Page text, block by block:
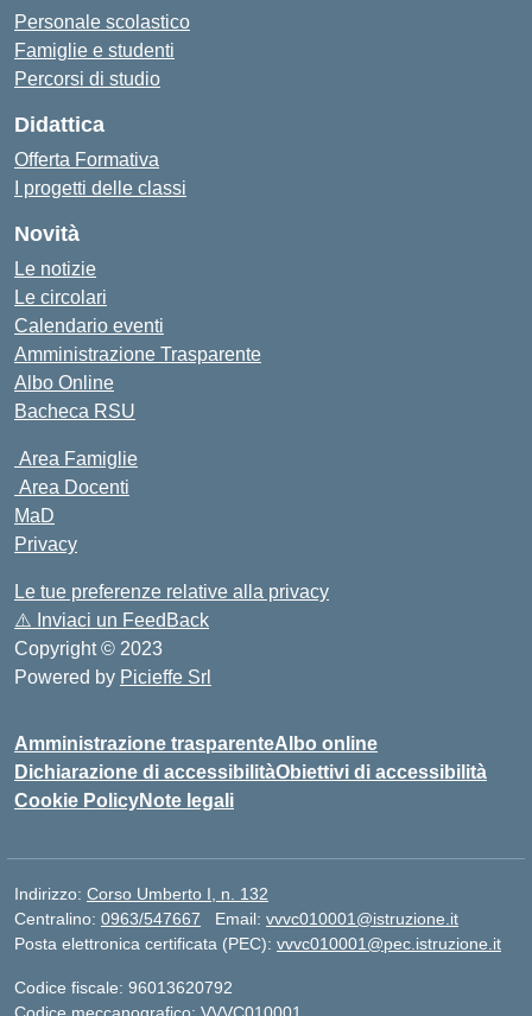
Personale scolastico
Famiglie e studenti
Percorsi di studio
Didattica
Offerta Formativa
I progetti delle classi
Novità
Le notizie
Le circolari
Calendario eventi
Amministrazione Trasparente
Albo Online
Bacheca RSU
Area Famiglie
Area Docenti
MaD
Privacy
Le tue preferenze relative alla privacy
⚠️ Inviaci un FeedBack
Copyright © 2023
Powered by Picieffe Srl
Amministrazione trasparenteAlbo online
Dichiarazione di accessibilitàObiettivi di accessibilità
Cookie PolicyNote legali
Indirizzo: Corso Umberto I, n. 132
Centralino: 0963/547667 Email: vvvc010001@istruzione.it
Posta elettronica certificata (PEC): vvvc010001@pec.istruzione.it
Codice fiscale: 96013620792